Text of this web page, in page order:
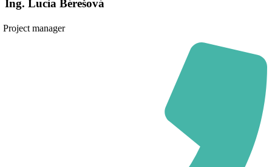
Ing. Lucia Bérešová
Project manager